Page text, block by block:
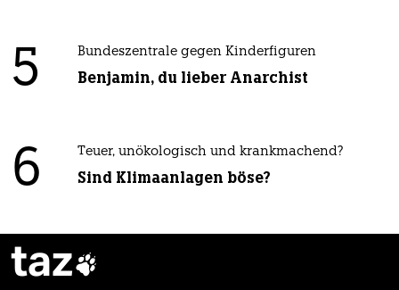
5 Bundeszentrale gegen Kinderfiguren
Benjamin, du lieber Anarchist
6 Teuer, unökologisch und krankmachend?
Sind Klimaanlagen böse?
taz